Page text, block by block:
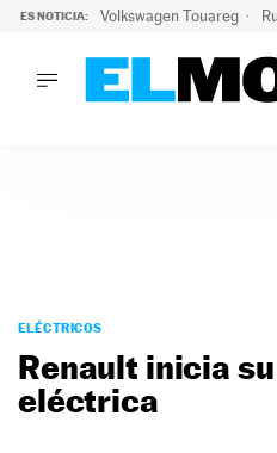
ES NOTICIA: Volkswagen Touareg
PODCAST
MOTOS
TECNOLOGÍA
ELÉCTRICOS
Renault inicia
eléctrica